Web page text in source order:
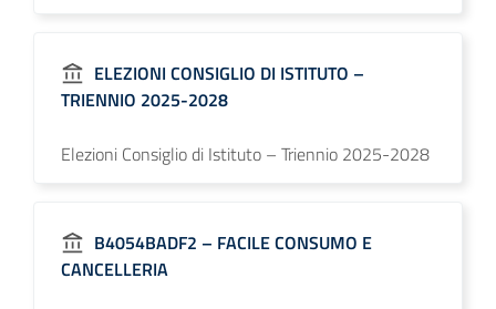
ELEZIONI CONSIGLIO DI ISTITUTO –
TRIENNIO 2025-2028
Elezioni Consiglio di Istituto – Triennio 2025-2028
B4054BADF2 – FACILE CONSUMO E
CANCELLERIA